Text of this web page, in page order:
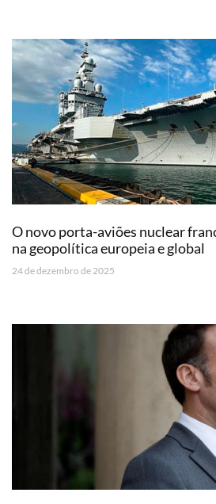
O novo porta-aviões nuclear
na geopolítica europeia e global
24 de dezembro de 2025